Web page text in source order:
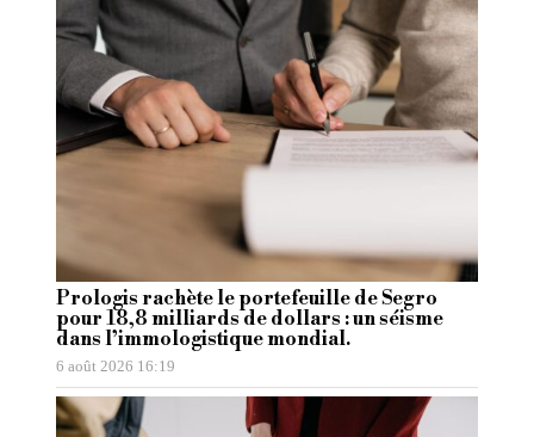
Prologis rachète le portefeuille de Segro
pour 18,8 milliards de dollars : un séisme
dans l’immologistique mondial.
6 août 2026 16:19